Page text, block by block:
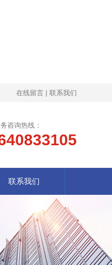
在线留言 | 联系我们
咨询热线：
联系我们